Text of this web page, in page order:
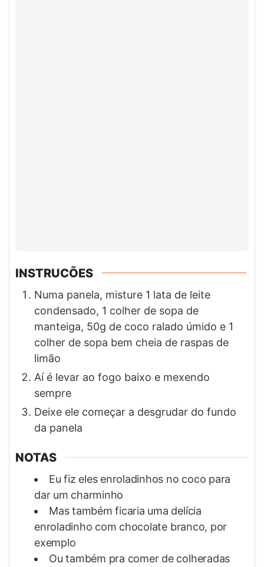
INSTRUCÕES
Numa panela, misture 1 lata de leite
condensado, 1 colher de sopa de
manteiga, 50g de coco ralado úmido e 1
colher de sopa bem cheia de raspas de
limão
Aí é levar ao fogo baixo e mexendo
sempre
Deixe ele começar a desgrudar do fundo
da panela
NOTAS
Eu fiz eles enroladinhos no coco para
dar um charminho
Mas também ficaria uma delícia
enroladinho com chocolate branco, por
exemplo
Ou também pra comer de colheradas